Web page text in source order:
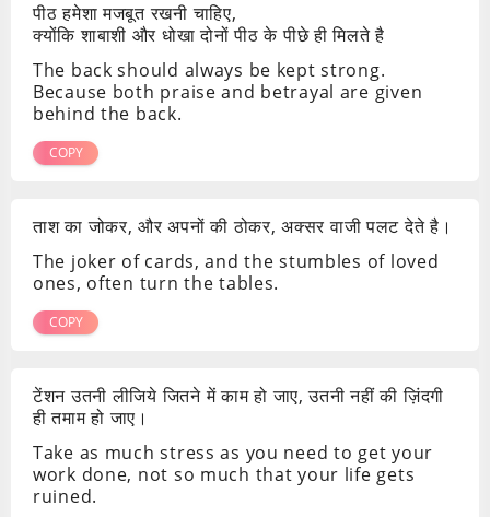
पीठ हमेशा मजबूत रखनी चाहिए,
क्योंकि शाबाशी और धोखा दोनों पीठ के पीछे ही मिलते है
The back should always be kept strong.
Because both praise and betrayal are given
behind the back.
COPY
ताश का जोकर, और अपनों की ठोकर, अक्सर वाजी पलट देते है।
The joker of cards, and the stumbles of loved
ones, often turn the tables.
COPY
टेंशन उतनी लीजिये जितने में काम हो जाए, उतनी नहीं की ज़िंदगी
ही तमाम हो जाए।
Take as much stress as you need to get your
work done, not so much that your life gets
ruined.